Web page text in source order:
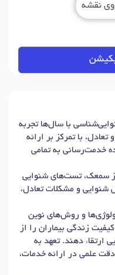
نقشه
با سال‌ها تجربه
با تمرکز بر ارائه
خدمت‌رسانی به تمامی
سمعک، تست‌های شنوایی
شنوایی و مشکلات تعادل،
و روش‌های نوین
زندگی بیماران را از
ارتقاء دهند. تعهد به
دقت علمی در ارائه خدمات،